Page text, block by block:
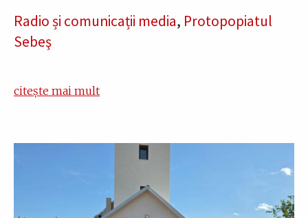
Radio și comunicații media, Protopopiatul
Sebeş
citește mai mult